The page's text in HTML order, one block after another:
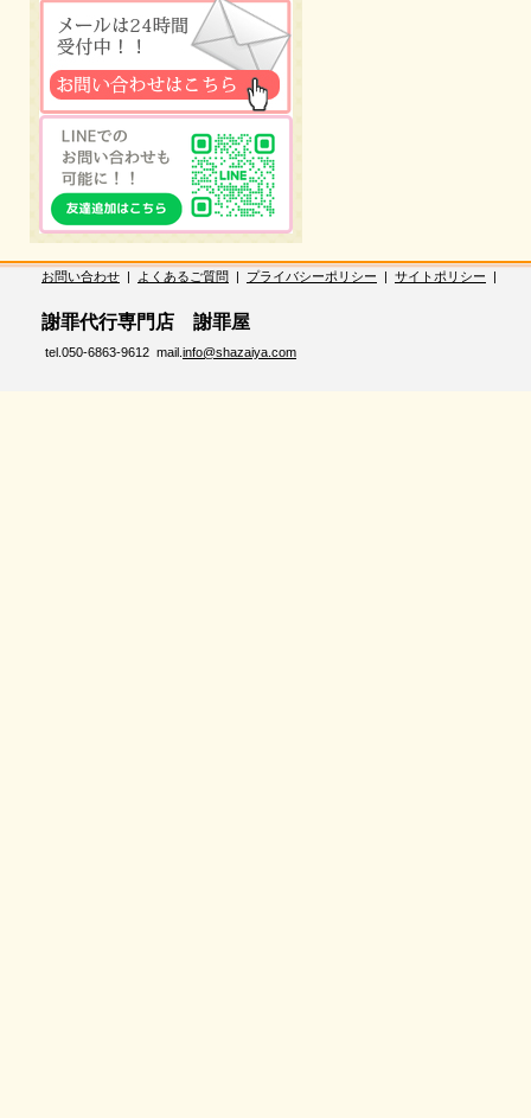
お問い合わせ | よくあるご質問 | プライバシーポリシー | サイトポリシー |
謝罪代行専門店 謝罪屋
tel.050-6863-9612 mail. info@shazaiya.com